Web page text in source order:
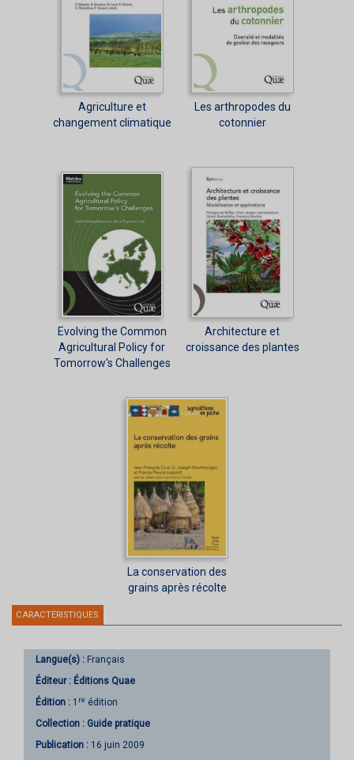
Agriculture et
changement climatique
Les arthropodes du
cotonnier
Evolving the Common
Agricultural Policy for
Tomorrow's Challenges
Architecture et
croissance des plantes
La conservation des
grains après récolte
CARACTÉRISTIQUES
Langue(s) : Français
Éditeur : Éditions Quae
Édition : 1 re édition
Collection : Guide pratique
Publication : 16 juin 2009